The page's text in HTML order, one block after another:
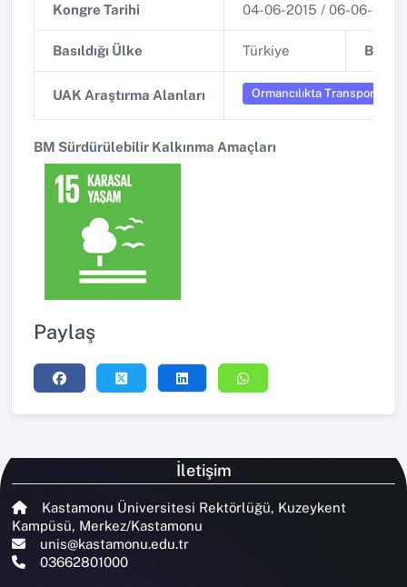
Kongre Tarihi 04-06-2015 / 06-06-2015
Basıldığı Ülke Türkiye
UAK Araştırma Alanları Ormancılıkta Transport,
BM Sürdürülebilir Kalkınma Amaçları
Paylaş
İletişim
Kastamonu Üniversitesi Rektörlüğü, Kuzeykent
Kampüsü, Merkez/Kastamonu
unis@kastamonu.edu.tr
03662801000